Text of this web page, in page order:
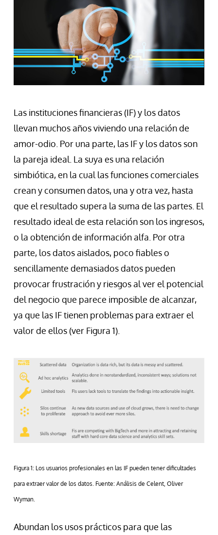
Las instituciones financieras (IF) y los datos
llevan muchos años viviendo una relación de
amor-odio. Por una parte, las IF y los datos son
la pareja ideal. La suya es una relación
simbiótica, en la cual las funciones comerciales
crean y consumen datos, una y otra vez, hasta
que el resultado supera la suma de las partes. El
resultado ideal de esta relación son los ingresos,
o la obtención de información alfa. Por otra
parte, los datos aislados, poco fiables o
sencillamente demasiados datos pueden
provocar frustración y riesgos al ver el potencial
del negocio que parece imposible de alcanzar,
ya que las IF tienen problemas para extraer el
valor de ellos (ver Figura 1).
Figura 1: Los usuarios profesionales en las IF pueden tener dificultades
para extraer valor de los datos. Fuente: Análisis de Celent, Oliver
Wyman.
Abundan los usos prácticos para que las